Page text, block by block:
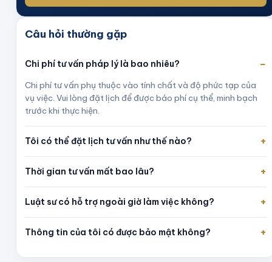
Câu hỏi thường gặp
Chi phí tư vấn pháp lý là bao nhiêu? −
Chi phí tư vấn phụ thuộc vào tính chất và độ phức tạp của
vụ việc. Vui lòng đặt lịch để được báo phí cụ thể, minh bạch
trước khi thực hiện.
Tôi có thể đặt lịch tư vấn như thế nào? +
Thời gian tư vấn mất bao lâu? +
Luật sư có hỗ trợ ngoài giờ làm việc không? +
Thông tin của tôi có được bảo mật không? +